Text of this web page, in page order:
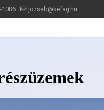
1086 jozsab@kefag.hu